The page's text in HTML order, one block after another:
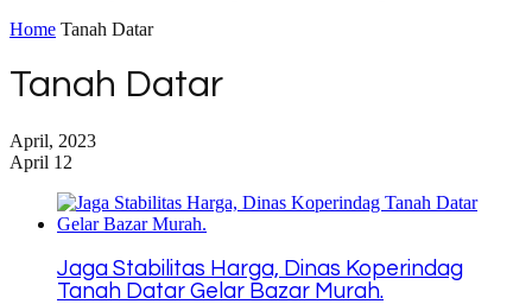
Home Tanah Datar
Tanah Datar
April, 2023
April 12
Jaga Stabilitas Harga, Dinas Koperindag
Tanah Datar Gelar Bazar Murah.